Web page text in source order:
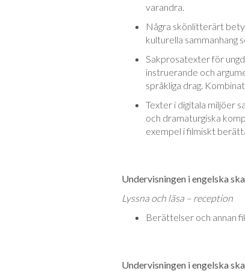
varandra.
Några skönlitterärt
kulturella sammanhang
Sakprosatexter för
instruerande och
språkliga drag.
Texter i digitala miljöer
och dramaturgiska
exempel i filmiskt
Undervisningen i engelska
Lyssna och läsa – reception
Berättelser och annan
Undervisningen i engelska